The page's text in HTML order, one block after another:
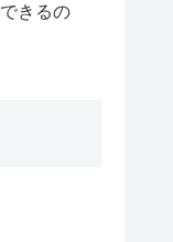
きるの